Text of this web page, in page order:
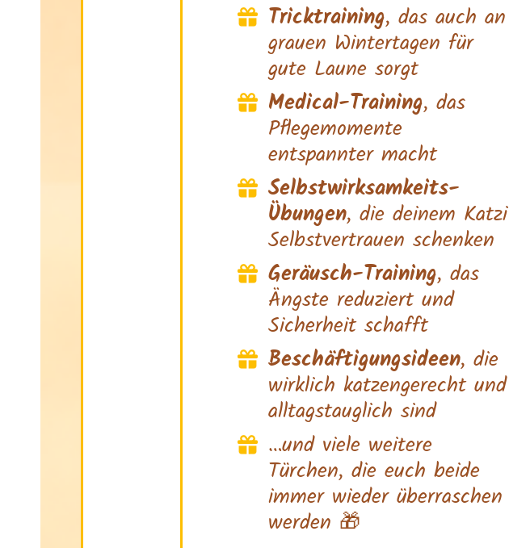
Tricktraining, das auch an
grauen Wintertagen für
gute Laune sorgt
Medical-Training, das
Pflegemomente
entspannter macht
Selbstwirksamkeits-
Übungen, die deinem Katzi
Selbstvertrauen schenken
Geräusch-Training, das
Ängste reduziert und
Sicherheit schafft
Beschäftigungsideen, die
wirklich katzengerecht und
alltagstauglich sind
…und viele weitere
Türchen, die euch beide
immer wieder überraschen
werden 🎁